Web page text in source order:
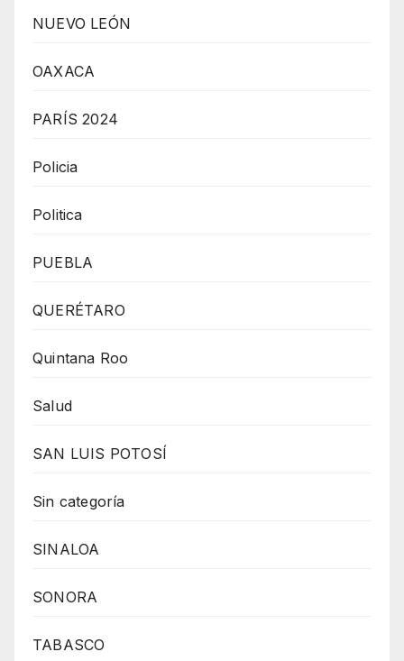
NUEVO LEÓN
OAXACA
PARÍS 2024
Policia
Politica
PUEBLA
QUERÉTARO
Quintana Roo
Salud
SAN LUIS POTOSÍ
Sin categoría
SINALOA
SONORA
TABASCO